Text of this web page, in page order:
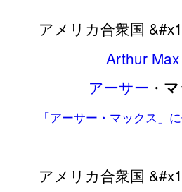
アメリカ合衆国
Arthur Max
アーサー ・
「アーサー・マックス」
アメリカ合衆国